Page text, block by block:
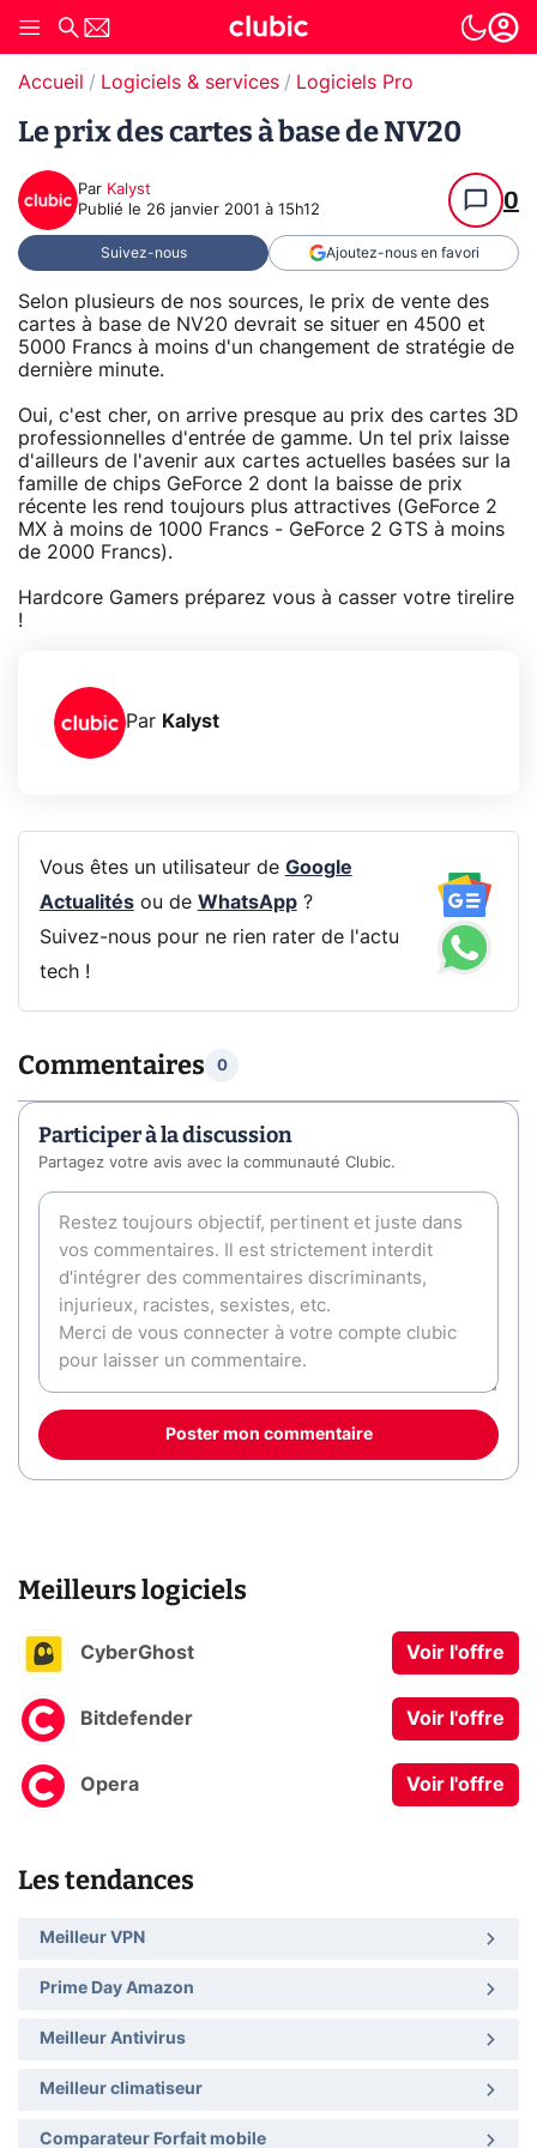
Accueil Logiciels & services Logiciels Pro
Le prix des cartes à base de NV20
Par Kalyst
Publié le 26 janvier 2001 à 15h12 0
Suivez-nous Ajoutez-nous en favori
Selon plusieurs de nos sources, le prix de vente des
cartes à base de NV20 devrait se situer en 4500 et
5000 Francs à moins d'un changement de stratégie de
dernière minute.
Oui, c'est cher, on arrive presque au prix des cartes 3D
professionnelles d'entrée de gamme. Un tel prix laisse
d'ailleurs de l'avenir aux cartes actuelles basées sur la
famille de chips GeForce 2 dont la baisse de prix
récente les rend toujours plus attractives (GeForce 2
MX à moins de 1000 Francs - GeForce 2 GTS à moins
de 2000 Francs).
Hardcore Gamers préparez vous à casser votre tirelire
!
Par Kalyst
Vous êtes un utilisateur de Google
Actualitésou de WhatsApp?
Suivez-nous pour ne rien rater de l'actu
tech !
Commentaires 0
Participer à la discussion
Partagez votre avis avec la communauté Clubic.
Poster mon commentaire
Meilleurs logiciels
CyberGhost Voir l'offre
Bitdefender Voir l'offre
Opera Voir l'offre
Les tendances
Meilleur VPN
Prime Day Amazon
Meilleur Antivirus
Meilleur climatiseur
Comparateur Forfait mobile